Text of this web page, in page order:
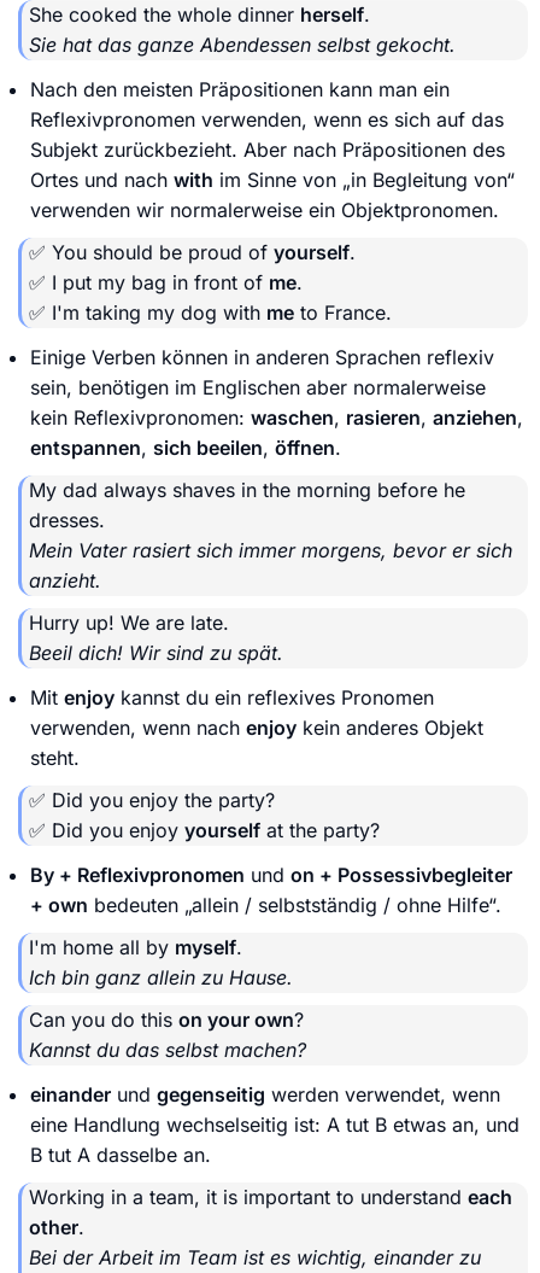
She cooked the whole dinner herself.
Sie hat das ganze Abendessen selbst gekocht.
Nach den meisten Präpositionen kann man ein
Reflexivpronomen verwenden, wenn es sich auf das
Subjekt zurückbezieht. Aber nach Präpositionen des
Ortes und nach with im Sinne von „in Begleitung von“
verwenden wir normalerweise ein Objektpronomen.
✅ You should be proud of yourself.
✅ I put my bag in front of me.
✅ I'm taking my dog with me to France.
Einige Verben können in anderen Sprachen reflexiv
sein, benötigen im Englischen aber normalerweise
kein Reflexivpronomen: waschen, rasieren, anziehen,
entspannen, sich beeilen, öffnen.
My dad always shaves in the morning before he
dresses.
Mein Vater rasiert sich immer morgens, bevor er sich
anzieht.
Hurry up! We are late.
Beeil dich! Wir sind zu spät.
Mit enjoy kannst du ein reflexives Pronomen
verwenden, wenn nach enjoy kein anderes Objekt
steht.
✅ Did you enjoy the party?
✅ Did you enjoy yourself at the party?
By + Reflexivpronomen und on + Possessivbegleiter
+ own bedeuten „allein / selbstständig / ohne Hilfe“.
I'm home all by myself.
Ich bin ganz allein zu Hause.
Can you do this on your own?
Kannst du das selbst machen?
einander und gegenseitig werden verwendet, wenn
eine Handlung wechselseitig ist: A tut B etwas an, und
B tut A dasselbe an.
Working in a team, it is important to understand each
other.
Bei der Arbeit im Team ist es wichtig, einander zu